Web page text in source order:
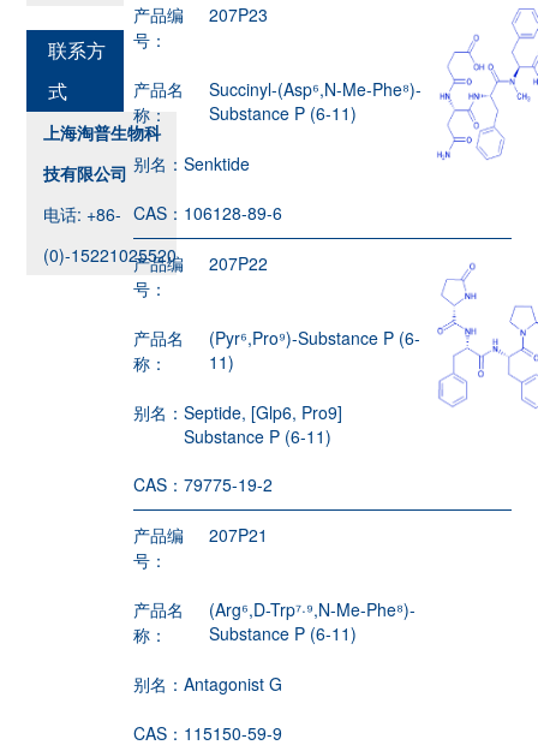
联系方
式
上海淘普生物科
技有限公司
电话: +86-
(0)-15221025520
产品编
号：
207P23
产品名
称：
Succinyl-(Asp⁶,N-Me-Phe⁸)-
Substance P (6-11)
别名：Senktide
CAS： 106128-89-6
产品编
号：
207P22
产品名
称：
(Pyr⁶,Pro⁹)-Substance P (6-
11)
别名：Septide, [Glp6, Pro9]
Substance P (6-11)
CAS：79775-19-2
产品编
号：
207P21
产品名
称：
(Arg⁶,D-Trp⁷·⁹,N-Me-Phe⁸)-
Substance P (6-11)
别名：Antagonist G
CAS： 115150-59-9